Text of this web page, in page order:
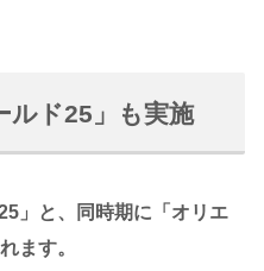
ルド25」も実施
」と、同時期に「オリエ
ます。